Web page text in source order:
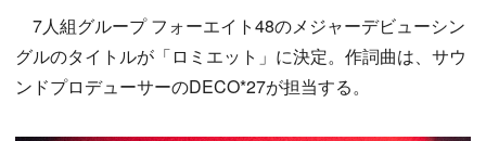
7人組グループ フォーエイト48のメジャーデビューシン
グルのタイトルが「ロミエット」に決定。作詞曲は、サウ
ンドプロデューサーのDECO*27が担当する。